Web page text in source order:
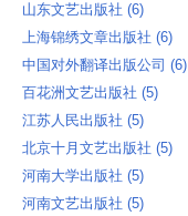
山东文艺出版社 ‎(6)
上海锦绣文章出版社 ‎(6)
中国对外翻译出版公司 ‎(6)
百花洲文艺出版社 ‎(5)
江苏人民出版社 ‎(5)
北京十月文艺出版社 ‎(5)
河南大学出版社 ‎(5)
河南文艺出版社 ‎(5)